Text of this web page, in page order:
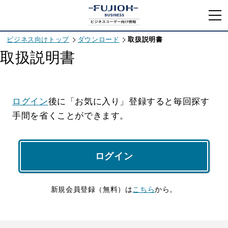
ビジネス向けトップ ダウンロード 取扱説明書
取扱説明書
ログイン後に「お気に入り」登録すると毎回探す
手間を省くことができます。
ログイン
新規会員登録（無料）はこちらから。